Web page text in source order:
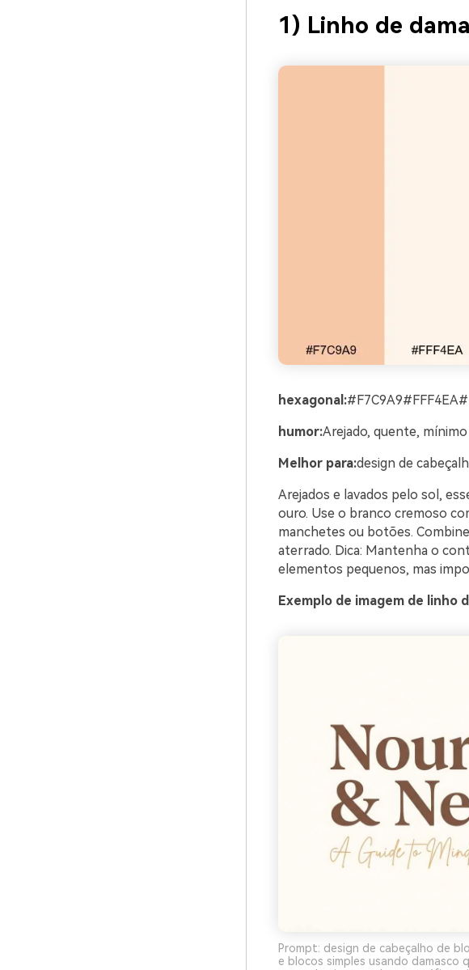
1) Linho de
hexagonal:
humor:Arejado, quente, mínimo
Melhor para:design de
Arejados e lavados pelo sol,
ouro. Use o branco cremoso
manchetes ou botões.
aterrado. Dica: Mantenha o
elementos pequenos, mas
Exemplo de imagem de linho
Prompt: design de cabeçalho de
e blocos simples usando damasco